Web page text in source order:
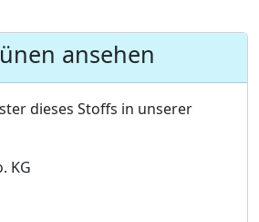
ansehen
dieses Stoffs in unserer
KG